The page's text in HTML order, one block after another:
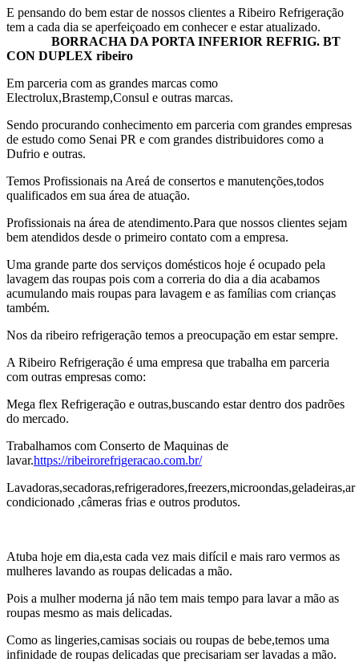
E pensando do bem estar de nossos clientes a Ribeiro Refrigeração
tem a cada dia se aperfeiçoado em conhecer e estar atualizado.
BORRACHA DA PORTA INFERIOR REFRIG. BT
CON DUPLEX ribeiro
Em parceria com as grandes marcas como
Electrolux,Brastemp,Consul e outras marcas.
Sendo procurando conhecimento em parceria com grandes empresas
de estudo como Senai PR e com grandes distribuidores como a
Dufrio e outras.
Temos Profissionais na Areá de consertos e manutenções,todos
qualificados em sua área de atuação.
Profissionais na área de atendimento.Para que nossos clientes sejam
bem atendidos desde o primeiro contato com a empresa.
Uma grande parte dos serviços domésticos hoje é ocupado pela
lavagem das roupas pois com a correria do dia a dia acabamos
acumulando mais roupas para lavagem e as famílias com crianças
também.
Nos da ribeiro refrigeração temos a preocupação em estar sempre.
A Ribeiro Refrigeração é uma empresa que trabalha em parceria
com outras empresas como:
Mega flex Refrigeração e outras,buscando estar dentro dos padrões
do mercado.
Trabalhamos com Conserto de Maquinas de
lavar.https://ribeirorefrigeracao.com.br/
Lavadoras,secadoras,refrigeradores,freezers,microondas,geladeiras,ar
condicionado ,câmeras frias e outros produtos.
Atuba hoje em dia,esta cada vez mais difícil e mais raro vermos as
mulheres lavando as roupas delicadas a mão.
Pois a mulher moderna já não tem mais tempo para lavar a mão as
roupas mesmo as mais delicadas.
Como as lingeries,camisas sociais ou roupas de bebe,temos uma
infinidade de roupas delicadas que precisariam ser lavadas a mão.